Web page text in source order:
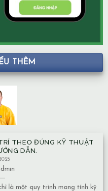
THÊM
THEO ĐÚNG KỸ THUẬT
DẪN.
là một quy trình mang tính kỹ